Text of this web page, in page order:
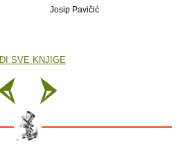
Josip Pavičić
SVE KNJIGE